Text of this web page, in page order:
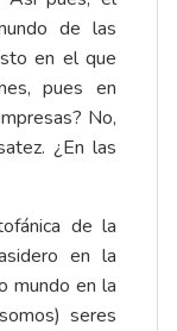
de las
en el que
pues en
No,
¿En las
de la
en la
mundo en la
seres